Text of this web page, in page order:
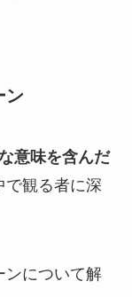
ン
意味を含んだ
で観る者に深
ンについて解